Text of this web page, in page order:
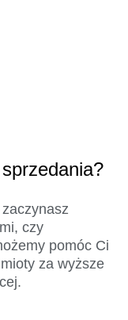
czy
pomóc Ci
za wyższe